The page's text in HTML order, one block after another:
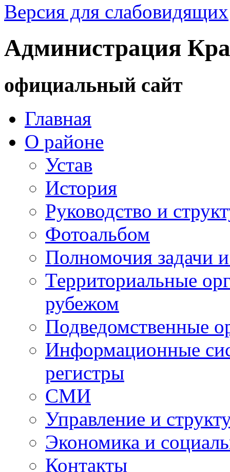
Версия для слабовидящих
Администрация
официальный сайт
Главная
О районе
Устав
История
Руководство и
Фотоальбом
Полномочия задачи
Территориальные
рубежом
Подведомственные
Информационные
регистры
СМИ
Управление и
Экономика и
Контакты